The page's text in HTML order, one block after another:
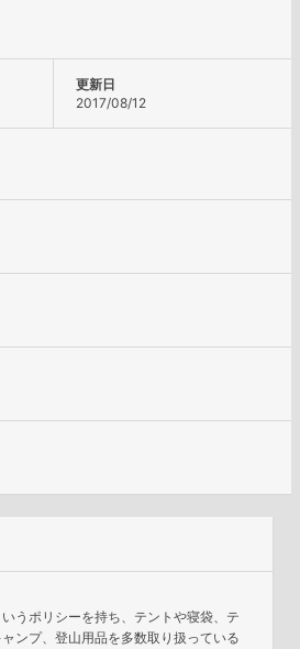
更新日
2017/08/12
うポリシーを持ち、テントや寝袋、テ
ンプ、登山用品を多数取り扱っている